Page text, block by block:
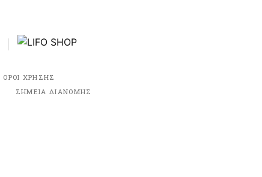
ΟΡΟΙ ΧΡΗΣΗΣ
ΣΗΜΕΙΑ ΔΙΑΝΟΜΗΣ